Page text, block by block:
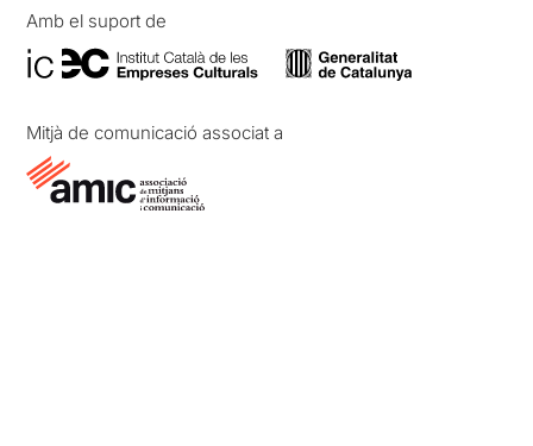
Amb el suport de
Mitjà de comunicació associat a